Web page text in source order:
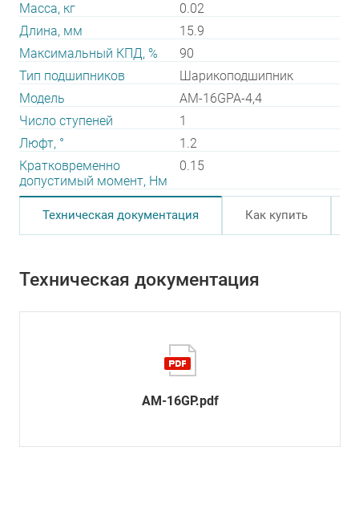
Масса, кг
0.02
Длина, мм
15.9
Максимальный КПД, %
90
Тип подшипников
Шарикоподшипник
Модель
AM-16GPA-4,4
Число ступеней
1
Люфт, °
1.2
Кратковременно
допустимый момент, Нм
0.15
Техническая документация Как купить
Техническая документация
AM-16GP.pdf